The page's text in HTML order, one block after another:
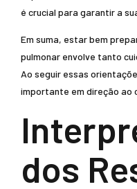
é crucial para garantir a
Em suma, estar bem
pulmonar envolve tanto
Ao seguir essas
importante em direção ao
dos